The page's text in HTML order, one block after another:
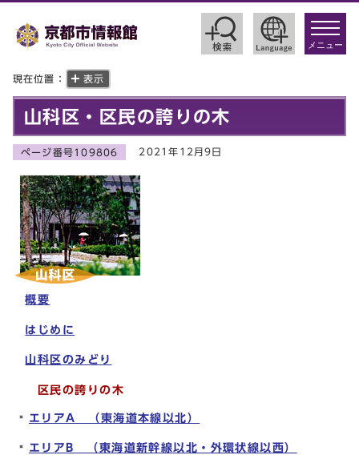
toggle
メニュー
現在位置： 表示
山科区・区民の誇りの木
ページ番号109806 2021年12月9日
概要
はじめに
山科区のみどり
区民の誇りの木
エリアA （東海道本線以北）
エリアB （東海道新幹線以北・外環状線以西）